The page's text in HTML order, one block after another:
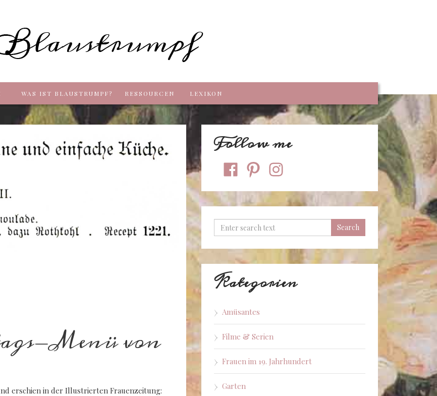
Blaustrumpf
WAS IST BLAUSTRUMPF? RESSOURCEN LEXIKON
Menü von
erschien in der Illustrierten Frauenzeitung:
Follow me
facebookpinterestinstagram
Kategorien
Amüsantes
Filme & Serien
Frauen im 19. Jahrhundert
Garten